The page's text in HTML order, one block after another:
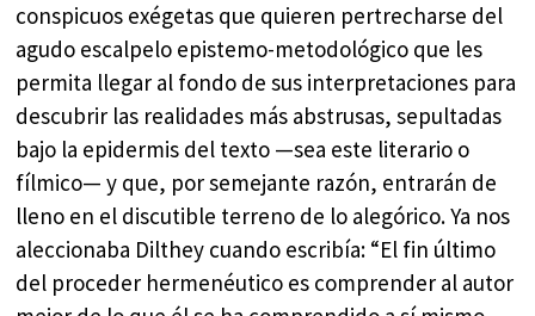
conspicuos exégetas que quieren pertrecharse del
agudo escalpelo epistemo-metodológico que les
permita llegar al fondo de sus interpretaciones para
descubrir las realidades más abstrusas, sepultadas
bajo la epidermis del texto —sea este literario o
fílmico— y que, por semejante razón, entrarán de
lleno en el discutible terreno de lo alegórico. Ya nos
aleccionaba Dilthey cuando escribía: “El fin último
del proceder hermenéutico es comprender al autor